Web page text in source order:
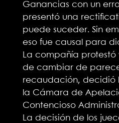
Ganancias con un
presentó una
puede suceder. Sin
eso fue causal para
La compañía
de cambiar de
recaudación, decidió
la Cámara de
Contencioso
La decisión de los